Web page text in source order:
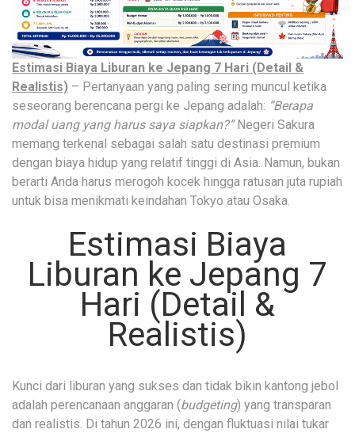
Estimasi Biaya Liburan ke Jepang 7 Hari (Detail &
Realistis) – Pertanyaan yang paling sering muncul ketika
seseorang berencana pergi ke Jepang adalah: “Berapa
modal uang yang harus saya siapkan?”Negeri Sakura
memang terkenal sebagai salah satu destinasi premium
dengan biaya hidup yang relatif tinggi di Asia. Namun, bukan
berarti Anda harus merogoh kocek hingga ratusan juta rupiah
untuk bisa menikmati keindahan Tokyo atau Osaka.
Estimasi Biaya
Liburan ke Jepang 7
Hari (Detail &
Realistis)
Kunci dari liburan yang sukses dan tidak bikin kantong jebol
adalah perencanaan anggaran (budgeting) yang transparan
dan realistis. Di tahun 2026 ini, dengan fluktuasi nilai tukar